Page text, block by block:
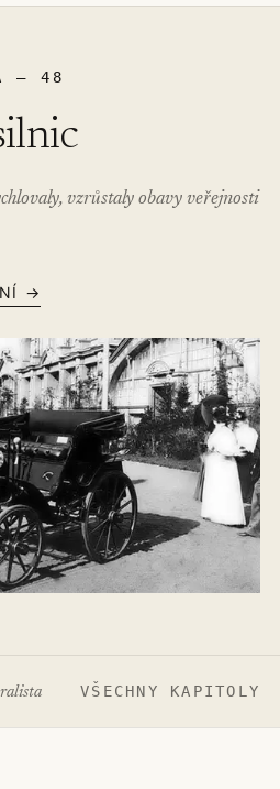
– 48
vzrůstaly obavy veřejnosti
→
VŠECHNY KAPITOLY